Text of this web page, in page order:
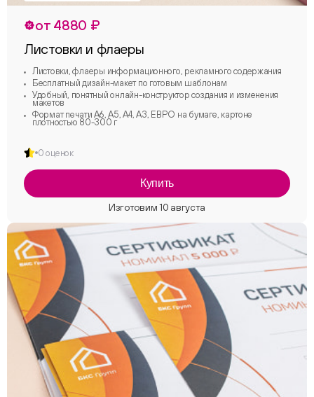
от 4880 ₽
Листовки и флаеры
Листовки, флаеры информационного, рекламного содержания
Бесплатный дизайн-макет по готовым шаблонам
Удобный, понятный онлайн-конструктор создания и изменения
макетов
Формат печати А6, А5, А4, А3, ЕВРО на бумаге, картоне
плотностью 80-300 г
0 оценок
Купить